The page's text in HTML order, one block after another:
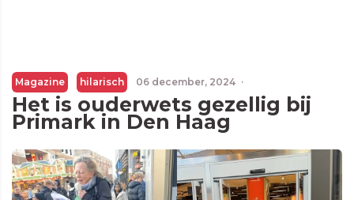
Magazine hilarisch 06 december, 2024 ·
Het is ouderwets gezellig bij
Primark in Den Haag